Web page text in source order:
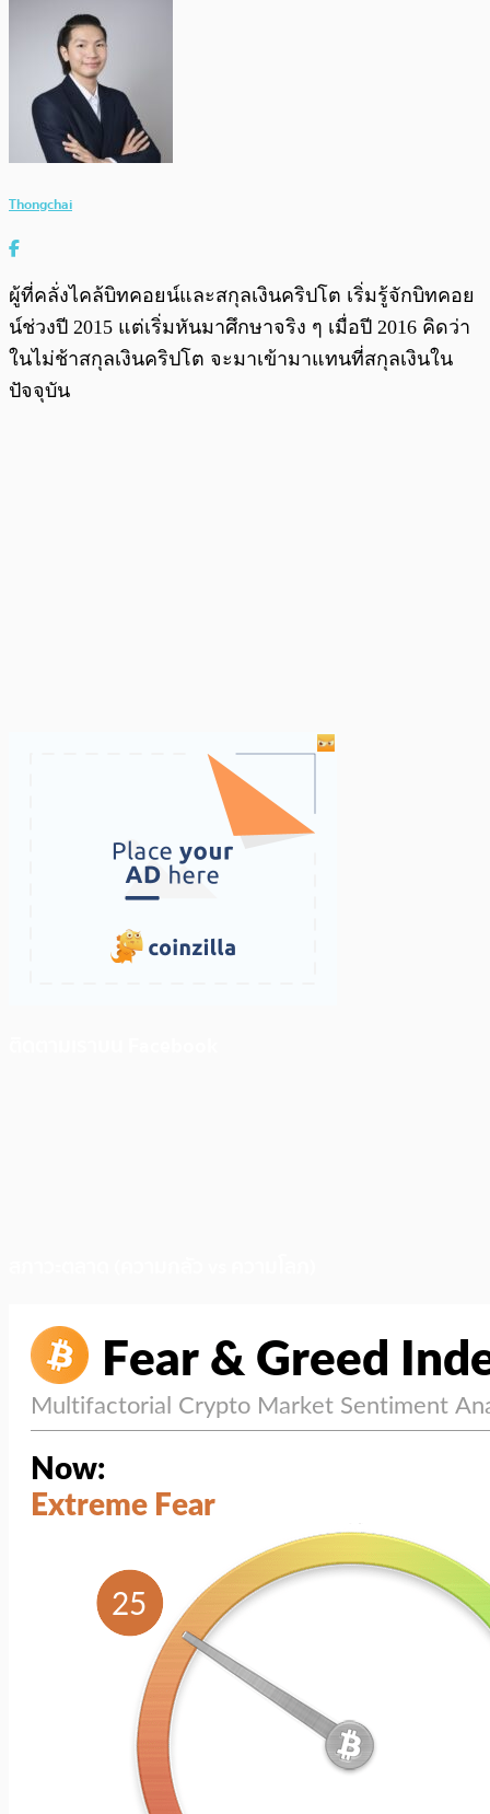
Thongchai
ผู้ที่คลั่งไคล้บิทคอยน์และสกุลเงินคริปโต เริ่มรู้จักบิทคอย
น์ช่วงปี 2015 แต่เริ่มหันมาศึกษาจริง ๆ เมื่อปี 2016 คิดว่า
ในไม่ช้าสกุลเงินคริปโต จะมาเข้ามาแทนที่สกุลเงินใน
ปัจจุบัน